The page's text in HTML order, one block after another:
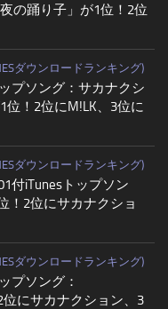
の踊り子」が1位！2位
ダウンロードランキング)
プソング：サカナクシ
位！2位にM!LK、3位に
ダウンロードランキング)
付iTunesトップソン
！2位にサカナクショ
ダウンロードランキング)
プソング：
位にサカナクション、3